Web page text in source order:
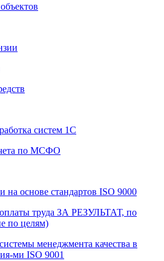
систем 1С
по МСФО
на основе стандартов ISO 9000
оплаты труда ЗА РЕЗУЛЬТАТ, по
по целям)
менеджмента качества в
ми ISO 9001